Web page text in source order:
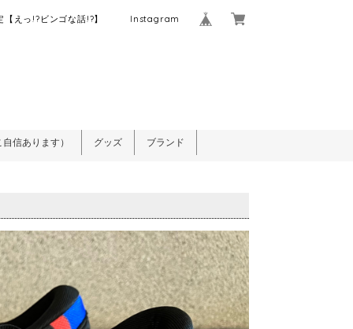
えっ!?ビンゴな話!?】 Instagram
信あります） グッズ ブランド